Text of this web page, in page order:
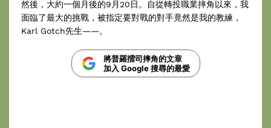
然後，大約一個月後的9月20日。自從轉投職業摔角以來，我
面臨了最大的挑戰，被指定要對戰的對手竟然是我的教練，
Karl Gotch先生——。
將普羅擂司摔角的文章
加入 Google 搜尋的最愛